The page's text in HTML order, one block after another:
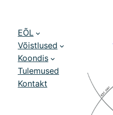
EÕL
Võistlused
Koondis
Tulemused
Kontakt